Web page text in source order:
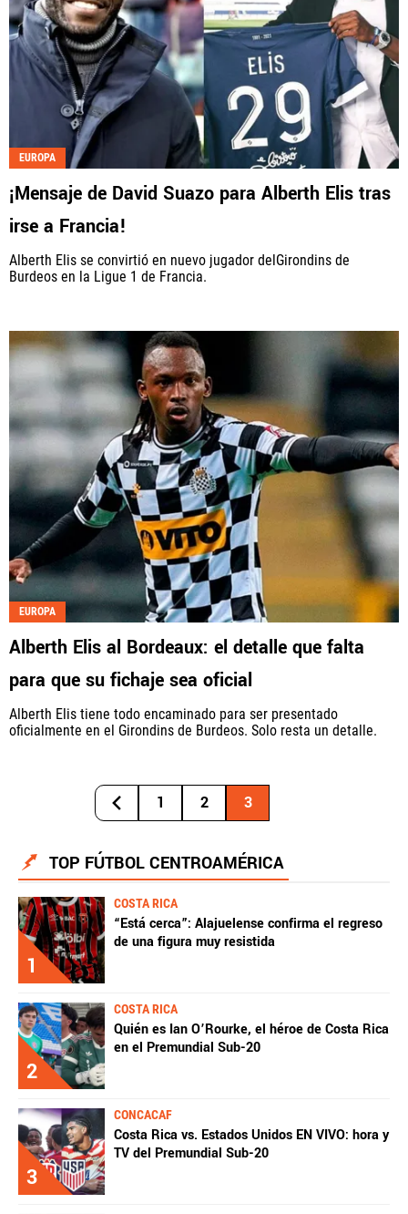
EUROPA
¡Mensaje de David Suazo para Alberth Elis tras
irse a Francia!
Alberth Elis se convirtió en nuevo jugador delGirondins de
Burdeos en la Ligue 1 de Francia.
EUROPA
Alberth Elis al Bordeaux: el detalle que falta
para que su fichaje sea oficial
Alberth Elis tiene todo encaminado para ser presentado
oficialmente en el Girondins de Burdeos. Solo resta un detalle.
1 2 3
TOP FÚTBOL CENTROAMÉRICA
1
COSTA RICA
“Está cerca”: Alajuelense confirma el regreso
de una figura muy resistida
2
COSTA RICA
Quién es Ian O’Rourke, el héroe de Costa Rica
en el Premundial Sub-20
3
CONCACAF
Costa Rica vs. Estados Unidos EN VIVO: hora y
TV del Premundial Sub-20